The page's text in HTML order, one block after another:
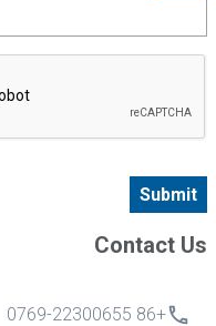
Contact Us
+86 0769-22300655
Submit